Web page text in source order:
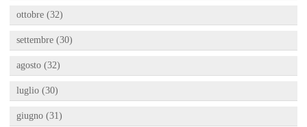
ottobre (32)
settembre (30)
agosto (32)
luglio (30)
giugno (31)